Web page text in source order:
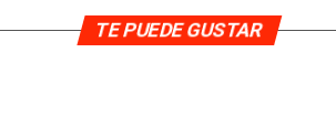
TE PUEDE GUSTAR